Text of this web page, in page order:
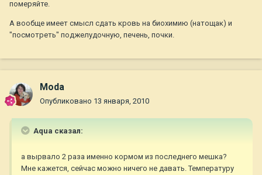
померяйте.
А вообще имеет смысл сдать кровь на биохимию (натощак) и
"посмотреть" поджелудочную, печень, почки.
Moda
Опубликовано 13 января, 2010
Aqua сказал:
а вырвало 2 раза именно кормом из последнего мешка?
Мне кажется, сейчас можно ничего не давать. Температуру